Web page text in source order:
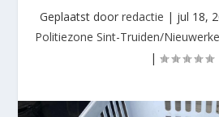
Geplaatst door redactie | jul 18,
Politiezone Sint-Truiden/
|